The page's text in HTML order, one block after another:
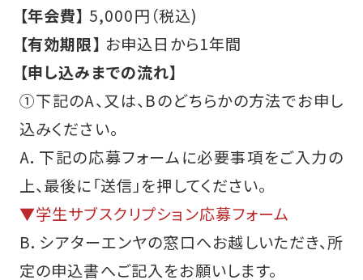
【年会費】 5,000円（税込)
【有効期限】 お申込日から1年間
【申し込みまでの流れ】
①下記のA、又は、Bのどちらかの方法でお申し
込みください。
A．下記の応募フォームに必要事項をご入力の
上、最後に「送信」を押してください。
▼学生サブスクリプション応募フォーム
B．シアターエンヤの窓口へお越しいただき、所
定の申込書へご記入をお願いします。